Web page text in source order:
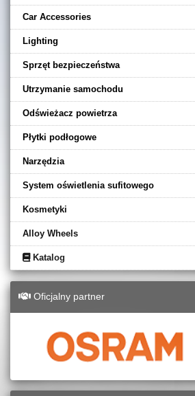
Car Accessories
Lighting
Sprzęt bezpieczeństwa
Utrzymanie samochodu
Odświeżacz powietrza
Płytki podłogowe
Narzędzia
System oświetlenia sufitowego
Kosmetyki
Alloy Wheels
Katalog
Oficjalny partner